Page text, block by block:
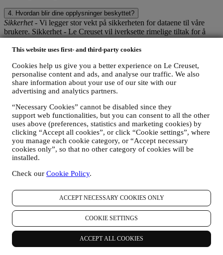
This website uses first- and third-party cookies
Cookies help us give you a better experience on Le Creuset,
personalise content and ads, and analyse our traffic. We also
share information about your use of our site with our
advertising and analytics partners.
“Necessary Cookies” cannot be disabled since they
support web functionalities, but you can consent to all the other
uses above (preferences, statistics and marketing cookies) by
clicking “Accept all cookies”, or click “Cookie settings”, where
you manage each cookie category, or “Accept necessary
cookies only”, so that no other category of cookies will be
installed.
Check our Cookie Policy.
ACCEPT NECESSARY COOKIES ONLY
COOKIE SETTINGS
ACCEPT ALL COOKIES
4. Hvordan blir dine opplysninger beskyttet?
Sikkerhet- Vi legger stor vekt på sikkerheten for dataene til våre
brukere. Sikkerhet - Le Creuset vil iverksette rimelige tiltak for å
sikre at dine opplysninger holdes sikre, og bare brukes for de
formålene som er fastlagt i denne personvernmeldingen (og ikke for
korrigert dem. Vi benytter organisatoriske, tekniske og
administrative sikkerhetstiltak for å hjelpe til å verne mot tap,
misbruk og endring av dine personopplysninger. Selv om vi ikke
kan garantere at noen av disse forholdene aldri vil inntreffe,
iverksetter vi alle rimelige tiltak for å unngå det.
Hvor- For å gi deg de tjenester som beskrives ovenfor, vil dine data
kunne behandles eller lagres både i og utenfor ditt bostedsland og
både i og utenfor Det europeiske økonomiske samarbeidsområdet
(EØS). Gitt den globale karakteren av Le Creusets kampanjer, kan
enkelte av de tilknyttede selskapene og partnerne til Le Creuset som
opptrer som behandlere få tilgang til dine personopplysninger
utenfor EØS. I alle tilfelle vil dine opplysninger bare kunne
samsvar med europeiske institusjoner (slik tilfellet er med Sveits
hvor Le Creuset Group AG er hjemmehørende) eller, hvis dette ikke
er tilfelle, under spesifikke kontraktsmessige ordninger som skal
sikre overholdelse av europeiske regler og standarder for beskyttelse
av personopplysninger (for eksempel benytter vi de såkalte
modellklausulene som er fastsatt av Europakommisjonen). I alle
tilfelle, når dine personopplysninger blir sendt til andre land enn ditt